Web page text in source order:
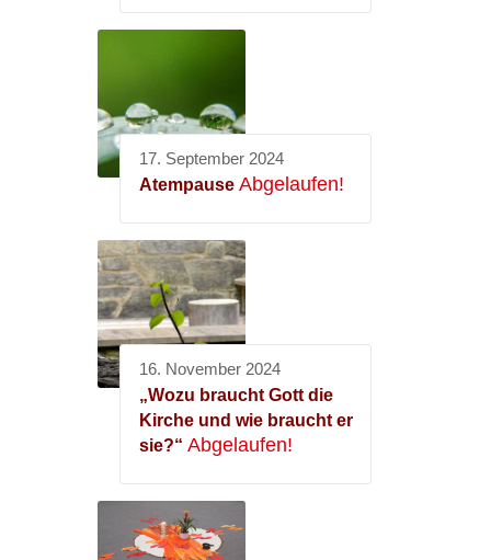
17. September 2024
Atempause Abgelaufen!
16. November 2024
„Wozu braucht Gott die
Kirche und wie braucht er
sie?“ Abgelaufen!